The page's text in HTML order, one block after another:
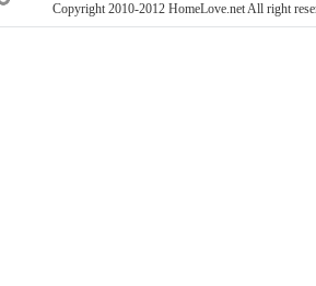
Copyright 2010-2012 HomeLove.net All right